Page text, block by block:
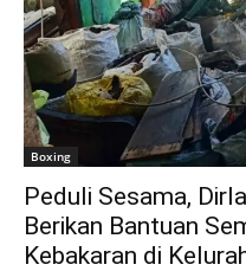
Boxing
Peduli Sesama,
Berikan Bantuan
Kebakaran di